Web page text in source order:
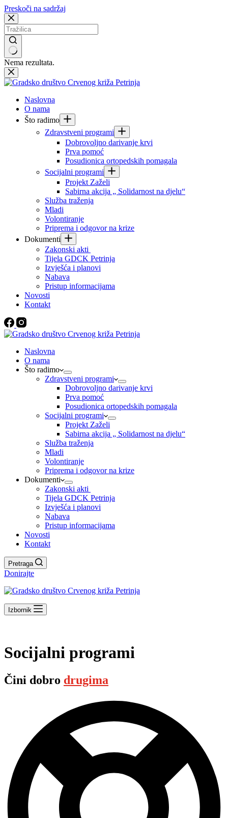
Preskoči na sadržaj
Nema rezultata.
Naslovna
O nama
Što radimo
Zdravstveni programi
Dobrovoljno darivanje krvi
Prva pomoć
Posudionica ortopedskih pomagala
Socijalni programi
Projekt Zaželi
Sabirna akcija „ Solidarnost na djelu“
Služba traženja
Mladi
Volontiranje
Priprema i odgovor na krize
Dokumenti
Zakonski akti
Tijela GDCK Petrinja
Izvješća i planovi
Nabava
Pristup informacijama
Novosti
Kontakt
Naslovna
O nama
Što radimo
Zdravstveni programi
Dobrovoljno darivanje krvi
Prva pomoć
Posudionica ortopedskih pomagala
Socijalni programi
Projekt Zaželi
Sabirna akcija „ Solidarnost na djelu“
Služba traženja
Mladi
Volontiranje
Priprema i odgovor na krize
Dokumenti
Zakonski akti
Tijela GDCK Petrinja
Izvješća i planovi
Nabava
Pristup informacijama
Novosti
Kontakt
Pretraga
Donirajte
Izbornik
Socijalni programi
Čini dobro drugima